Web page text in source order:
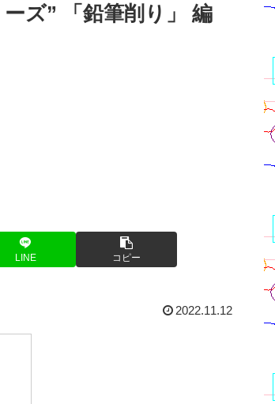
ズ” 「鉛筆削り」 編
LINE コピー
2022.11.12